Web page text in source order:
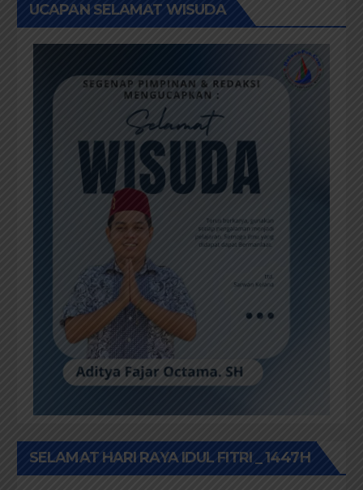
UCAPAN SELAMAT WISUDA
SELAMAT HARI RAYA IDUL FITRI _ 1447H